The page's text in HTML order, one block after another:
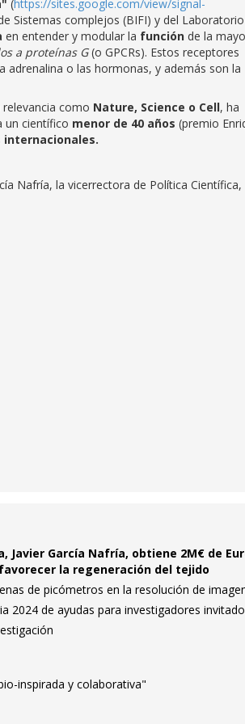
(https://sites.google.com/view/signal-
Sistemas complejos (BIFI) y del
en entender y modular la función de la
a proteínas G(o GPCRs). Estos receptores
o las hormonas, y además son la
como Nature, Science o Cell, ha
un científico menor de 40 años (premio
Nafría, la vicerrectora de Política Científica,
Javier García Nafría, obtiene 2M€ de
la regeneración del tejido
de picómetros en la resolución de
2024 de ayudas para investigadores
inspirada y colaborativa"